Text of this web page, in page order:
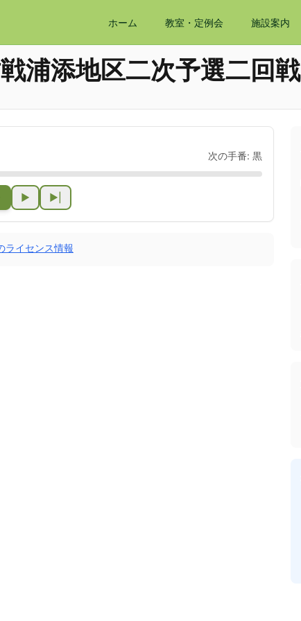
ホーム 教室・定例会 施設案内
浦添地区二次予選二回戦
次の手番: 黒
▶ ▶|
ライセンス情報